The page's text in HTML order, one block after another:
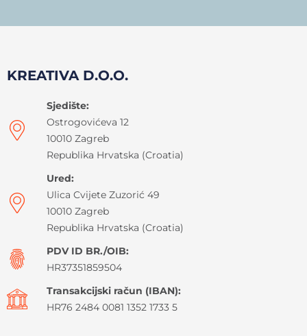
KREATIVA D.O.O.
Sjedište:
Ostrogovićeva 12
10010 Zagreb
Republika Hrvatska (Croatia)
Ured:
Ulica Cvijete Zuzorić 49
10010 Zagreb
Republika Hrvatska (Croatia)
PDV ID BR./OIB:
HR37351859504
Transakcijski račun (IBAN):
HR76 2484 0081 1352 1733 5